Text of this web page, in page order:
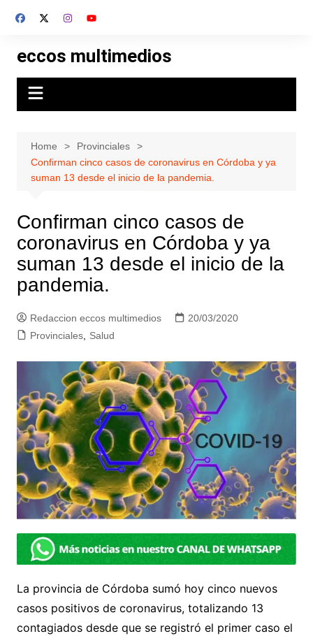
eccos multimedios
Home
Provinciales
Confirman cinco casos de coronavirus en Córdoba y ya
suman 13 desde el inicio de la pandemia.
Confirman cinco casos de
coronavirus en Córdoba y ya
suman 13 desde el inicio de la
pandemia.
Redaccion eccos multimedios
20/03/2020
Provinciales, Salud
La provincia de Córdoba sumó hoy cinco nuevos
casos positivos de coronavirus, totalizando 13
contagiados desde que se registró el primer caso el